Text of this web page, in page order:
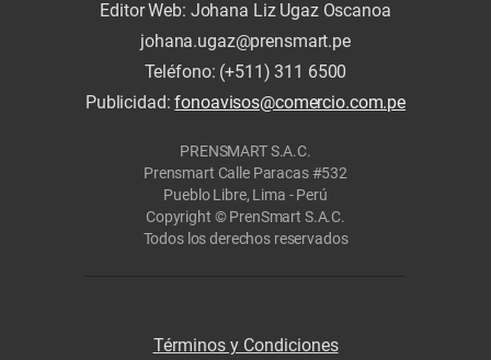
Editor Web: Johana Liz Ugaz Oscanoa
johana.ugaz@prensmart.pe
Teléfono: (+511) 311 6500
Publicidad:fonoavisos@comercio.com.pe
PRENSMART S.A.C.
Prensmart Calle Paracas #532
Pueblo Libre, Lima - Perú
Copyright © PrenSmart S.A.C.
Todos los derechos reservados
Términos y Condiciones